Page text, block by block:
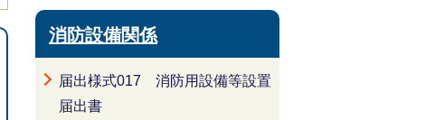
消防設備関係
届出様式017 消防用設備等設置
届出書